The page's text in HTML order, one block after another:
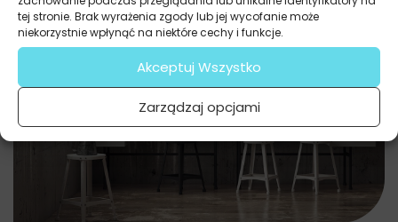
tej stronie. Brak wyrażenia zgody lub jej wycofanie może
niekorzystnie wpłynąć na niektóre cechy i funkcje.
Akceptuj Wszystko
Zarządzaj opcjami